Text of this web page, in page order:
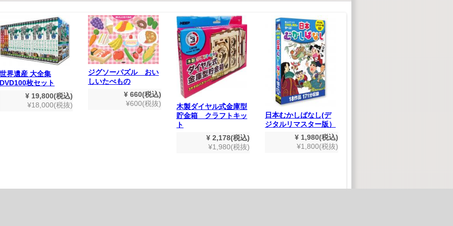
世界遺産 大全集
DVD100枚セット
¥ 19,800(税込)
¥18,000(税抜)
ジグソーパズル おい
しいたべもの
¥ 660(税込)
¥600(税抜)
木製ダイヤル式金庫型
貯金箱 クラフトキッ
ト
¥ 2,178(税込)
¥1,980(税抜)
日本むかしばなし(デ
ジタルリマスター版）
¥ 1,980(税込)
¥1,800(税抜)
トムとジェリー「ベス
ト」
¥ 1,980(税込)
¥1,800(税抜)
い
(
版